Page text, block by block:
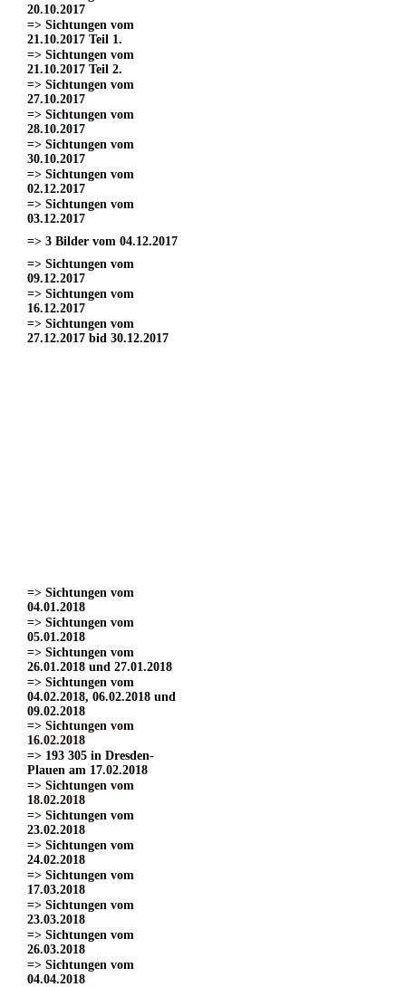
20.10.2017
=> Sichtungen vom
21.10.2017 Teil 1.
=> Sichtungen vom
21.10.2017 Teil 2.
=> Sichtungen vom
27.10.2017
=> Sichtungen vom
28.10.2017
=> Sichtungen vom
30.10.2017
=> Sichtungen vom
02.12.2017
=> Sichtungen vom
03.12.2017
=> 3 Bilder vom 04.12.2017
=> Sichtungen vom
09.12.2017
=> Sichtungen vom
16.12.2017
=> Sichtungen vom
27.12.2017 bid 30.12.2017
=> Sichtungen vom
04.01.2018
=> Sichtungen vom
05.01.2018
=> Sichtungen vom
26.01.2018 und 27.01.2018
=> Sichtungen vom
04.02.2018, 06.02.2018 und
09.02.2018
=> Sichtungen vom
16.02.2018
=> 193 305 in Dresden-
Plauen am 17.02.2018
=> Sichtungen vom
18.02.2018
=> Sichtungen vom
23.02.2018
=> Sichtungen vom
24.02.2018
=> Sichtungen vom
17.03.2018
=> Sichtungen vom
23.03.2018
=> Sichtungen vom
26.03.2018
=> Sichtungen vom
04.04.2018